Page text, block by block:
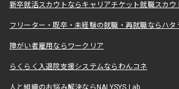
新卒就活スカウトならキャリアチケット就職スカウ
フリーター・既卒・未経験の就職・再就職ならハタ
障がい者雇用ならワークリア
らくらく入退院支援システムならわんコネ
人と組織のお悩み解決ならNALYSYS Lab.